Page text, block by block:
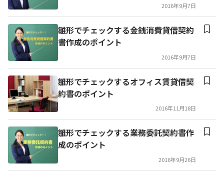
2016年9月7日
雛形でチェックする金銭消費貸借契約
書作成のポイント
2016年9月7日
雛形でチェックするオフィス賃貸借契
約書のポイント
2016年11月18日
雛形でチェックする業務委託契約書作
成のポイント
2016年9月26日